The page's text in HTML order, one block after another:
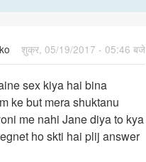
शुक्र, 05/19/2017 - 05:46 बजे
sex kiya hai bina
ke but mera shuktanu
me nahi Jane diya to kya
ho skti hai plij answer